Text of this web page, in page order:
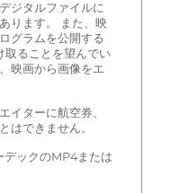
ジタルファイルに
ります。 また、映
グラムを公開する
取ることを望んでい
映画から画像をエ
イターに航空券、
はできません。
デックのMP4または